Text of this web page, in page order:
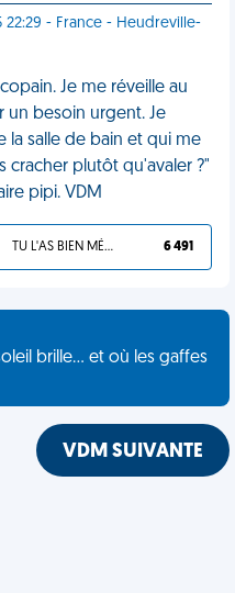
22:29 - France - Heudreville-
Je me réveille au
un besoin urgent. Je
la salle de bain et qui me
cracher plutôt qu'avaler ?"
pipi. VDM
TU L'AS BIEN MÉRITÉ 6 491
brille... et où les gaffes
VDM SUIVANTE